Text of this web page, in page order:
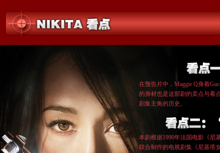
在预告片中，Maggie Q身着
的身材也是这部剧的卖点与看
剧集主角的历史。
本剧根据1990年法国电影《尼
联合制作的电视剧集《尼基塔